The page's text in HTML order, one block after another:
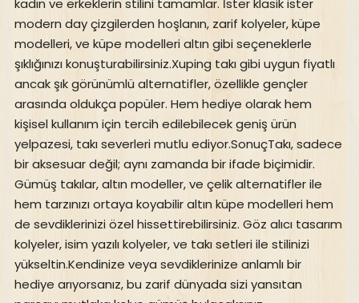
modern day çizgilerden hoşlanın, zarif kolyeler, küpe
modelleri, ve küpe modelleri altın gibi seçeneklerle
şıklığınızı konuşturabilirsiniz.Xuping takı gibi uygun fiyatlı
ancak şık görünümlü alternatifler, özellikle gençler
arasında oldukça popüler. Hem hediye olarak hem
kişisel kullanım için tercih edilebilecek geniş ürün
yelpazesi, takı severleri mutlu ediyor.SonuçTakı, sadece
bir aksesuar değil; aynı zamanda bir ifade biçimidir.
Gümüş takılar, altın modeller, ve çelik alternatifler ile
hem tarzınızı ortaya koyabilir altın küpe modelleri hem
de sevdiklerinizi özel hissettirebilirsiniz. Göz alıcı tasarım
kolyeler, isim yazılı kolyeler, ve takı setleri ile stilinizi
yükseltin.Kendinize veya sevdiklerinize anlamlı bir
hediye arıyorsanız, bu zarif dünyada sizi yansıtan